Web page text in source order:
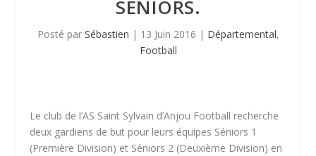
SÉNIORS.
Posté par Sébastien | 13 Juin 2016 | Départemental,
Football
Le club de l’AS Saint Sylvain d’Anjou Football recherche
deux gardiens de but pour leurs équipes Séniors 1
(Première Division) et Séniors 2 (Deuxième Division) en